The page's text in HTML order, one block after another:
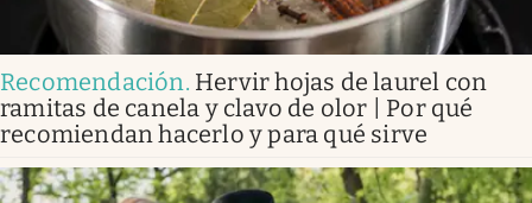
Recomendación. Hervir hojas de laurel con
ramitas de canela y clavo de olor | Por qué
recomiendan hacerlo y para qué sirve